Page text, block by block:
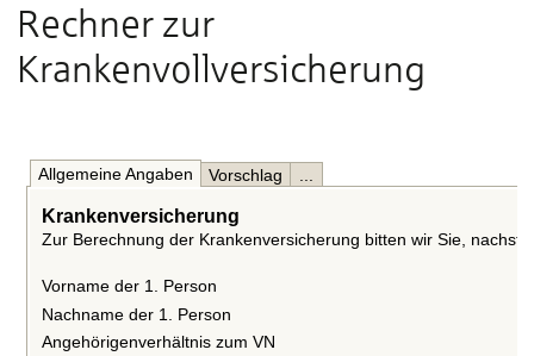
Rechner zur
Krankenvollversicherung